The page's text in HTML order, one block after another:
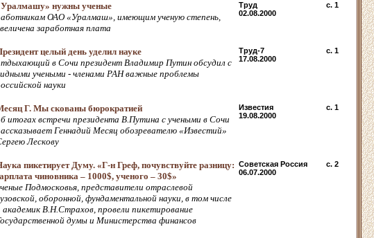
нужны ученые
ОАО «Уралмаш», имеющим ученую степень,
заработная плата
Труд
02.08.2000
c. 1
целый день уделил науке
в Сочи президент Владимир Путин обсудил с
учеными - членами РАН важные проблемы
науки
Труд-7
17.08.2000
c. 1
Г. Мы скованы бюрократией
итогах встречи президента В.Путина с учеными в Сочи
Геннадий Месяц обозревателю «Известий»
Лескову
Известия
19.08.2000
c. 1
пикетирует Думу. «Г-н Греф, почувствуйте разницу:
чиновника – 1000$, ученого – 30$»
Подмосковья, представители отраслевой
оборонной, фундаментальной науки, в том числе
академик В.Н.Страхов, провели пикетирование
думы и Министерства финансов
Советская Россия
06.07.2000
c. 2